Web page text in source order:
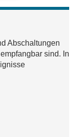
Abschaltungen
sind. In